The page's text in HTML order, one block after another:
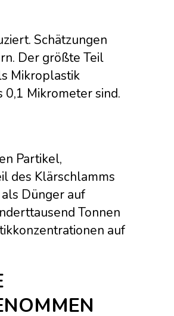
Schätzungen
Der größte Teil
Mikroplastik
Mikrometer sind.
Partikel,
des Klärschlamms
Dünger auf
Tonnen
auf